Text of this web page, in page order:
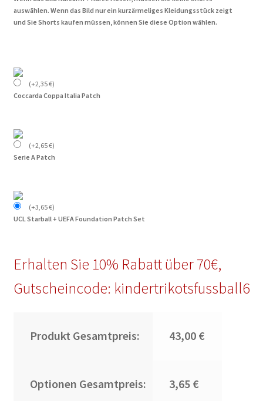
auswählen. Wenn das Bild nur ein kurzärmeliges Kleidungsstück zeigt
und Sie Shorts kaufen müssen, können Sie diese Option wählen.
(+2,35€)
Coccarda Coppa Italia Patch
(+2,65€)
Serie A Patch
(+3,65€)
UCL Starball + UEFA Foundation Patch Set
Erhalten Sie 10% Rabatt über 70€,
Gutscheincode: kindertrikotsfussball6
Produkt Gesamtpreis: 43,00 €
Optionen Gesamtpreis: 3,65 €